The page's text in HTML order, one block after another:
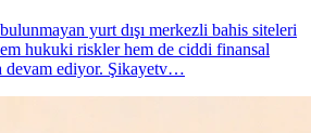
yurt dışı merkezli bahis siteleri
hukuki riskler hem de ciddi finansal
devam ediyor. Şikayetv…